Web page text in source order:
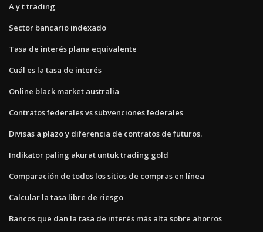
A y t trading
Sector bancario indexado
Tasa de interés plana equivalente
Cuál es la tasa de interés
Online black market australia
Contratos federales vs subvenciones federales
Divisas a plazo y diferencia de contratos de futuros.
Indikator paling akurat untuk trading gold
Comparación de todos los sitios de compras en línea
Calcular la tasa libre de riesgo
Bancos que dan la tasa de interés más alta sobre ahorros